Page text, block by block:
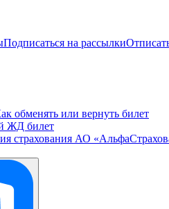
Подписаться на рассылки
обменять или вернуть билет
ЖД билет
страхования АО